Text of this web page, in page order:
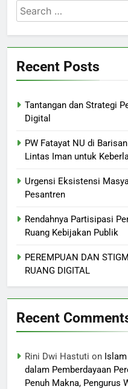
Search
for:
Recent Posts
Tantangan dan Strategi
Digital
PW Fatayat NU di
Lintas Iman untuk
Urgensi Eksistensi
Pesantren
Rendahnya Partisipasi
Ruang Kebijakan Publik
PEREMPUAN DAN
RUANG DIGITAL
Recent
Rini Dwi Hastuti on
dalam Pemberdayaan
Penuh Makna, Pengurus